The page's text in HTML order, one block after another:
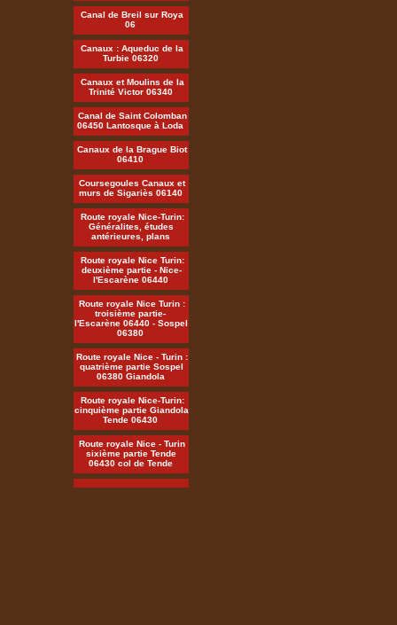
Canal de Breil sur Roya
06
Canaux : Aqueduc de la
Turbie 06320
Canaux et Moulins de la
Trinité Victor 06340
Canal de Saint Colomban
06450 Lantosque à Loda
Canaux de la Brague Biot
06410
Coursegoules Canaux et
murs de Sigariès 06140
Route royale Nice-Turin:
Généralites, études
antérieures, plans
Route royale Nice Turin:
deuxième partie - Nice-
l'Escarène 06440
Route royale Nice Turin :
troisième partie-
l'Escarène 06440 - Sospel
06380
Route royale Nice - Turin :
quatrième partie Sospel
06380 Giandola
Route royale Nice-Turin:
cinquième partie Giandola
Tende 06430
Route royale Nice - Turin
sixième partie Tende
06430 col de Tende